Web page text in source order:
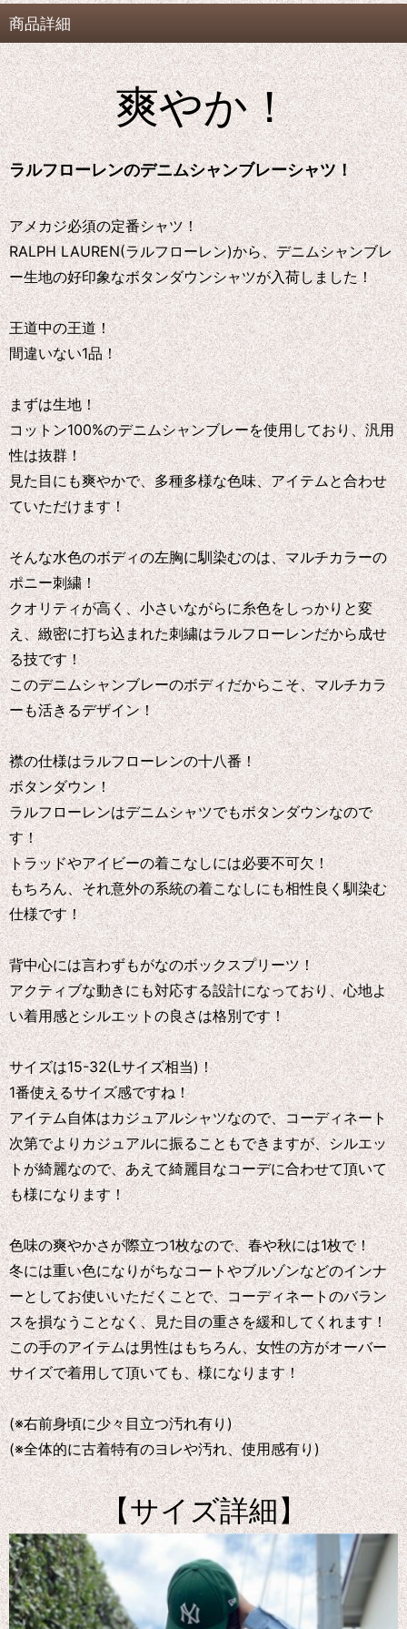
商品詳細
爽やか！
ラルフローレンのデニムシャンブレーシャツ！
アメカジ必須の定番シャツ！
RALPH LAUREN(ラルフローレン)から、デニムシャンブレ
ー生地の好印象なボタンダウンシャツが入荷しました！
王道中の王道！
間違いない1品！
まずは生地！
コットン100%のデニムシャンブレーを使用しており、汎用
性は抜群！
見た目にも爽やかで、多種多様な色味、アイテムと合わせ
ていただけます！
そんな水色のボディの左胸に馴染むのは、マルチカラーの
ポニー刺繍！
クオリティが高く、小さいながらに糸色をしっかりと変
え、緻密に打ち込まれた刺繍はラルフローレンだから成せ
る技です！
このデニムシャンブレーのボディだからこそ、マルチカラ
ーも活きるデザイン！
襟の仕様はラルフローレンの十八番！
ボタンダウン！
ラルフローレンはデニムシャツでもボタンダウンなので
す！
トラッドやアイビーの着こなしには必要不可欠！
もちろん、それ意外の系統の着こなしにも相性良く馴染む
仕様です！
背中心には言わずもがなのボックスプリーツ！
アクティブな動きにも対応する設計になっており、心地よ
い着用感とシルエットの良さは格別です！
サイズは15-32(Lサイズ相当)！
1番使えるサイズ感ですね！
アイテム自体はカジュアルシャツなので、コーディネート
次第でよりカジュアルに振ることもできますが、シルエッ
トが綺麗なので、あえて綺麗目なコーデに合わせて頂いて
も様になります！
色味の爽やかさが際立つ1枚なので、春や秋には1枚で！
冬には重い色になりがちなコートやブルゾンなどのインナ
ーとしてお使いいただくことで、コーディネートのバラン
スを損なうことなく、見た目の重さを緩和してくれます！
この手のアイテムは男性はもちろん、女性の方がオーバー
サイズで着用して頂いても、様になります！
(※右前身頃に少々目立つ汚れ有り)
(※全体的に古着特有のヨレや汚れ、使用感有り)
【サイズ詳細】